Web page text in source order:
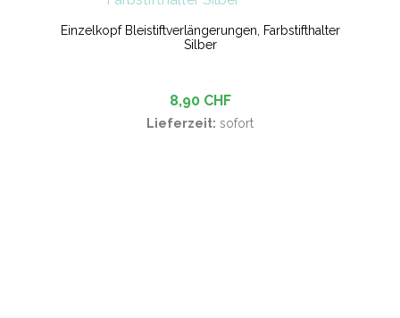
Einzelkopf Bleistiftverlängerungen, Farbstifthalter
Silber
8,90 CHF
Lieferzeit: sofort